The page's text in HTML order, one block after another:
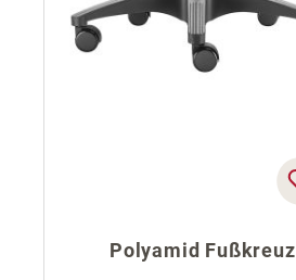
Polyamid Fußkreuz